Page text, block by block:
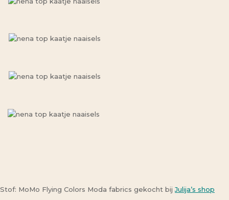
Stof: MoMo Flying Colors Moda fabrics gekocht bijJulija’s shop